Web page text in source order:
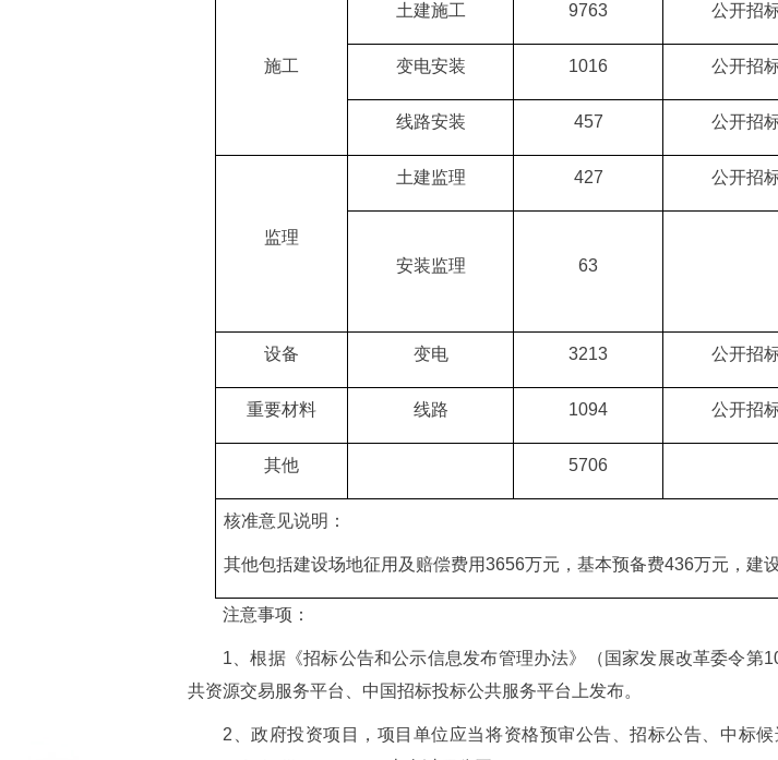
施工
土建施工 9763 公开招
变电安装 1016 公开招
线路安装 457 公开招
监理
土建监理 427 公开招
安装监理 63
设备 变电 3213 公开招
重要材料 线路 1094 公开招
其他 5706
核准意见说明：
其他包括建设场地征用及赔偿费用3656万元，基本预备费436万元，建
注意事项：
1、根据《招标公告和公示信息发布管理办法》（国家发展改革委令
共资源交易服务平台、中国招标投标公共服务平台上发布。
2、政府投资项目，项目单位应当将资格预审公告、招标公告、中标